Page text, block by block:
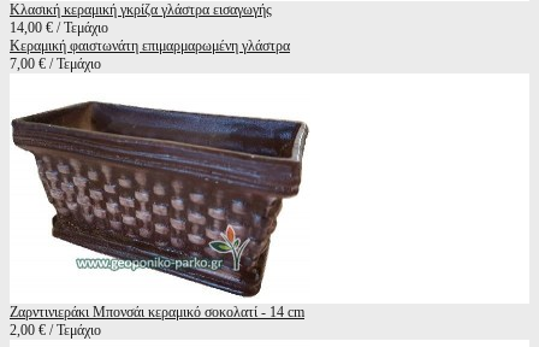
Κλασική κεραμική γκρίζα γλάστρα εισαγωγής
14,00 € / Τεμάχιο
Κεραμική φαιστωνάτη επιμαρμαρωμένη γλάστρα
7,00 € / Τεμάχιο
Ζαρντινιεράκι Μπονσάι κεραμικό σοκολατί - 14 cm
2,00 € / Τεμάχιο